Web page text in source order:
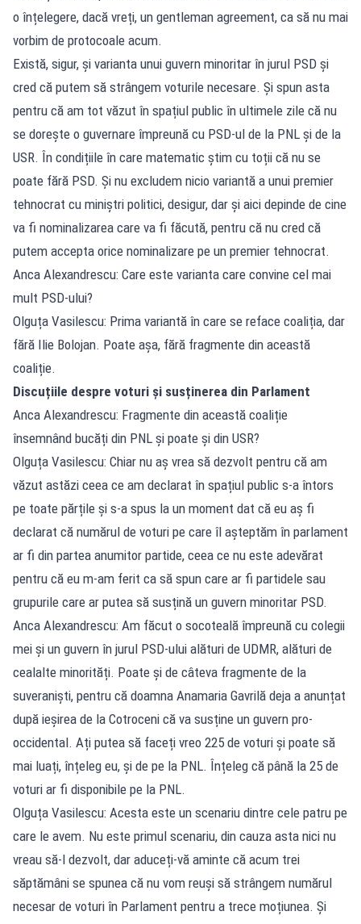
o înțelegere, dacă vreți, un gentleman agreement, ca să nu mai
vorbim de protocoale acum.
Există, sigur, și varianta unui guvern minoritar în jurul PSD și
cred că putem să strângem voturile necesare. Și spun asta
pentru că am tot văzut în spațiul public în ultimele zile că nu
se dorește o guvernare împreună cu PSD-ul de la PNL și de la
USR. În condițiile în care matematic știm cu toții că nu se
poate fără PSD. Și nu excludem nicio variantă a unui premier
tehnocrat cu miniștri politici, desigur, dar și aici depinde de cine
va fi nominalizarea care va fi făcută, pentru că nu cred că
putem accepta orice nominalizare pe un premier tehnocrat.
Anca Alexandrescu: Care este varianta care convine cel mai
mult PSD-ului?
Olguța Vasilescu: Prima variantă în care se reface coaliția, dar
fără Ilie Bolojan. Poate așa, fără fragmente din această
coaliție.
Discuțiile despre voturi și susținerea din Parlament
Anca Alexandrescu: Fragmente din această coaliție
însemnând bucăți din PNL și poate și din USR?
Olguța Vasilescu: Chiar nu aș vrea să dezvolt pentru că am
văzut astăzi ceea ce am declarat în spațiul public s-a întors
pe toate părțile și s-a spus la un moment dat că eu aș fi
declarat că numărul de voturi pe care îl așteptăm în parlament
ar fi din partea anumitor partide, ceea ce nu este adevărat
pentru că eu m-am ferit ca să spun care ar fi partidele sau
grupurile care ar putea să susțină un guvern minoritar PSD.
Anca Alexandrescu: Am făcut o socoteală împreună cu colegii
mei și un guvern în jurul PSD-ului alături de UDMR, alături de
cealalte minorități. Poate și de câteva fragmente de la
suveraniști, pentru că doamna Anamaria Gavrilă deja a anunțat
după ieșirea de la Cotroceni că va susține un guvern pro-
occidental. Ați putea să faceți vreo 225 de voturi și poate să
mai luați, înțeleg eu, și de pe la PNL. Înțeleg că până la 25 de
voturi ar fi disponibile pe la PNL.
Olguța Vasilescu: Acesta este un scenariu dintre cele patru pe
care le avem. Nu este primul scenariu, din cauza asta nici nu
vreau să-l dezvolt, dar aduceți-vă aminte că acum trei
săptămâni se spunea că nu vom reuși să strângem numărul
necesar de voturi în Parlament pentru a trece moțiunea. Și